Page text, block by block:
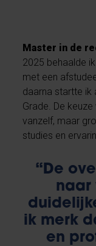
Master in de
2025 behaalde
met een
daarna startte ik
Grade. De
vanzelf, maar
studies en
“De
naar
ik merk
en